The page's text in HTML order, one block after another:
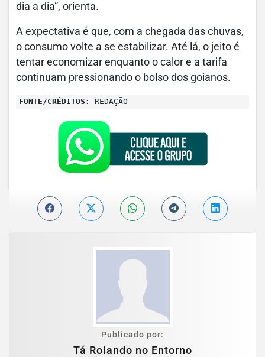
dia a dia”, orienta.
A expectativa é que, com a chegada das chuvas,
o consumo volte a se estabilizar. Até lá, o jeito é
tentar economizar enquanto o calor e a tarifa
continuam pressionando o bolso dos goianos.
FONTE/CRÉDITOS: REDAÇÃO
Publicado por:
Tá Rolando no Entorno